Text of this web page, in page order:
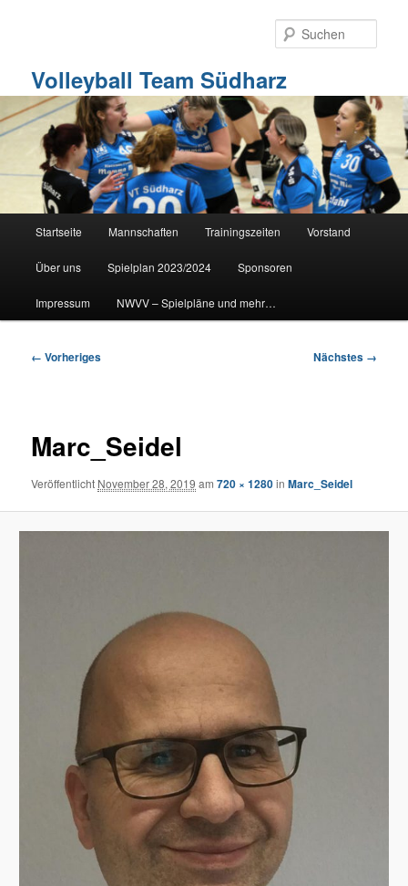
Volleyball Team Südharz
Startseite Mannschaften Trainingszeiten Vorstand
Über uns Spielplan 2023/2024 Sponsoren
Impressum NWVV – Spielpläne und mehr…
Bilder-
← Vorheriges Nächstes →
Marc_Seidel
Veröffentlicht November 28, 2019 am720 × 1280inMarc_Seidel